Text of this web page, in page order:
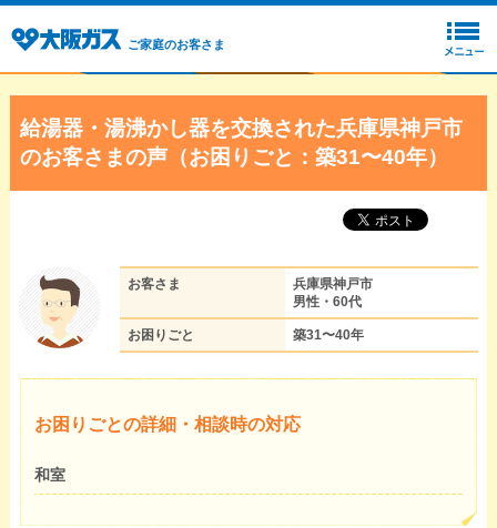
ご家庭のお客さま
給湯器・湯沸かし器を交換された兵庫県神戸市
のお客さまの声（お困りごと：築31〜40年）
お客さま
兵庫県神戸市
男性・60代
お困りごと 築31〜40年
お困りごとの詳細・相談時の対応
和室